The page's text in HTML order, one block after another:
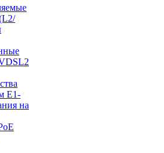
E1-
на